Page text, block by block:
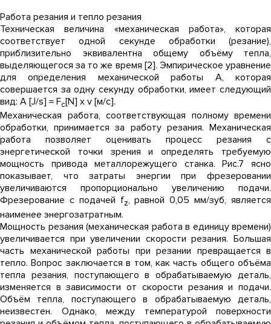
Работа резания и тепло резания
Техническая величина «механическая работа», которая
соответствует одной секунде обработки (резание),
приблизительно эквивалентна общему объёму тепла,
выделяющегося за то же время [2]. Эмпирическое уравнение
для определения механической работы А, которая
совершается за одну секунду обработки, имеет следующий
вид: А [J/s] = Fc[N] x v [м/с].
Механическая работа, соответствующая полному времени
обработки, принимается за работу резания. Механическая
работа позволяет оценивать процесс резания с
энергетической точки зрения и определять требуемую
мощность привода металлорежущего станка. Рис.7 ясно
показывает, что затраты энергии при фрезеровании
увеличиваются пропорционально увеличению подачи.
Фрезерование с подачей fz, равной 0,05 мм/зуб, является
наименее энергозатратным.
Мощность резания (механическая работа в единицу времени)
увеличивается при увеличении скорости резания. Большая
часть механической работы при резании превращается в
тепло. Вопрос заключается в том, как часть общего объёма
тепла резания, поступающего в обрабатываемую деталь,
изменяется в зависимости от скорости резания и подачи.
Объём тепла, поступающего в обрабатываемую деталь,
неизвестен. Однако, между температурой поверхности